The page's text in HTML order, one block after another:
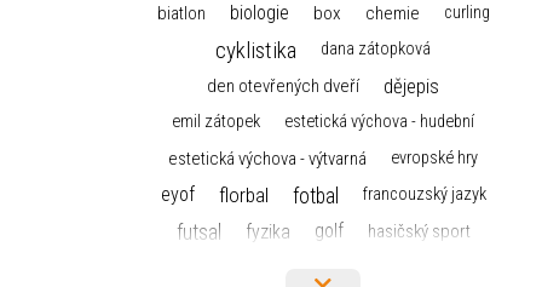
biatlon biologie box chemie curling
cyklistika dana zátopková
den otevřených dveří dějepis
emil zátopek estetická výchova - hudební
estetická výchova - výtvarná evropské hry
eyof florbal fotbal francouzský jazyk
futsal fyzika golf hasičský sport